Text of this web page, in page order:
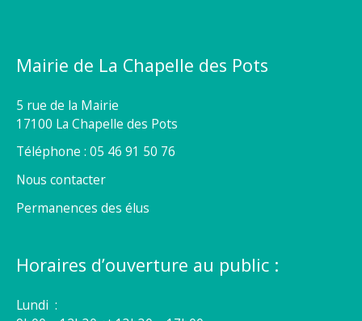
Mairie de La Chapelle des Pots
5 rue de la Mairie
17100 La Chapelle des Pots
Téléphone : 05 46 91 50 76
Nous contacter
Permanences des élus
Horaires d’ouverture au public :
Lundi :